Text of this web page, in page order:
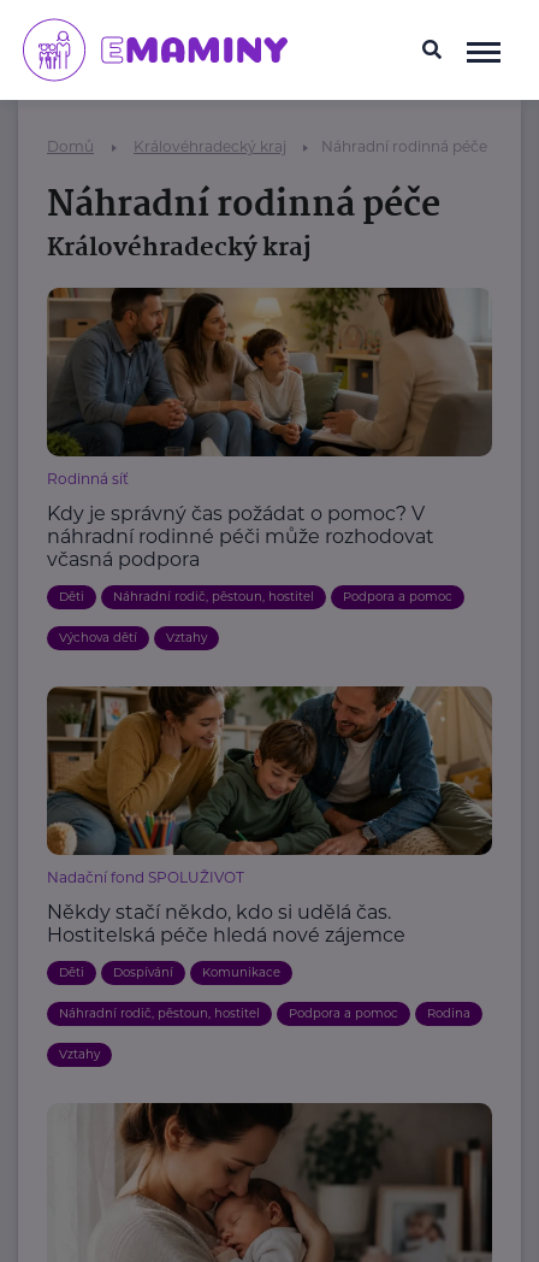
Domů Královéhradecký kraj Náhradní rodinná péče
Náhradní rodinná péče
Královéhradecký kraj
Rodinná síť
Kdy je správný čas požádat o pomoc? V
náhradní rodinné péči může rozhodovat
včasná podpora
Děti Náhradní rodič, pěstoun, hostitel Podpora a pomoc
Výchova dětí Vztahy
Nadační fond SPOLUŽIVOT
Někdy stačí někdo, kdo si udělá čas.
Hostitelská péče hledá nové zájemce
Děti Dospívání Komunikace
Náhradní rodič, pěstoun, hostitel Podpora a pomoc Rodina
Vztahy